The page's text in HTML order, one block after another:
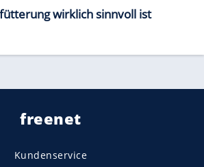
wirklich sinnvoll ist
freenet
Kundenservice